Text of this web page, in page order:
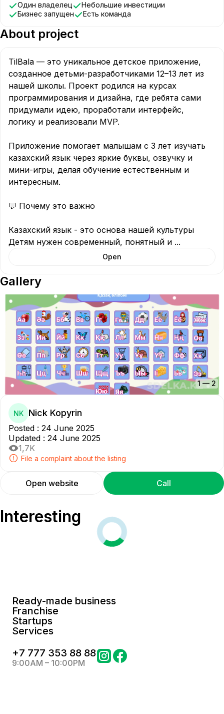
Один владелец
Небольшие инвестиции
Бизнес запущен
Есть команда
About project
TilBala — это уникальное детское приложение,
созданное детьми-разработчиками 12–13 лет из
нашей школы. Проект родился на курсах
программирования и дизайна, где ребята сами
придумали идею, проработали интерфейс,
логику и реализовали MVP.
Приложение помогает малышам с 3 лет изучать
казахский язык через яркие буквы, озвучку и
мини-игры, делая обучение естественным и
интересным.
💬 Почему это важно
Казахский язык - это основа нашей культуры
Детям нужен современный, понятный и ...
Open
Gallery
1 — 2
NK Nick Kopyrin
Posted : 24 June 2025
Updated : 24 June 2025
1,7K
File a complaint about the listing
Call
Open website
Interesting
Ready-made business
Franchise
Startups
Services
+7 777 353 88 88
9:00AM – 10:00PM